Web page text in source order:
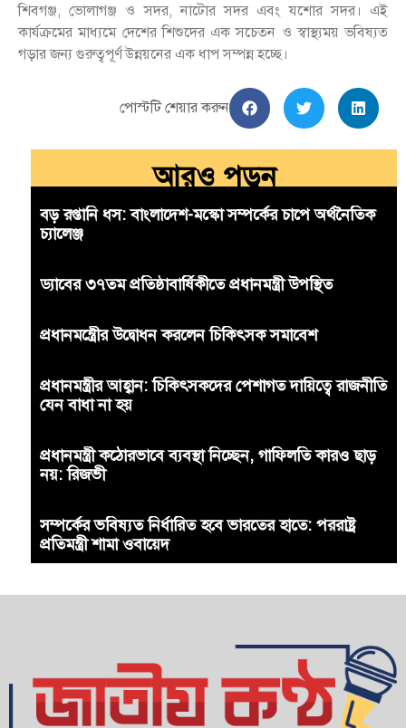
শিবগঞ্জ, ভোলাগঞ্জ ও সদর, নাটোর সদর এবং যশোর সদর। এই
কার্যক্রমের মাধ্যমে দেশের শিশুদের এক সচেতন ও স্বাস্থ্যময় ভবিষ্যত
গড়ার জন্য গুরুত্বপূর্ণ উন্নয়নের এক ধাপ সম্পন্ন হচ্ছে।
পোস্টটি শেয়ার করুন
আরও পড়ুন
বড় রপ্তানি ধস: বাংলাদেশ-মস্কো সম্পর্কের চাপে অর্থনৈতিক
চ্যালেঞ্জ
ড্যাবের ৩৭তম প্রতিষ্ঠাবার্ষিকীতে প্রধানমন্ত্রী উপস্থিত
প্রধানমন্ত্রীের উদ্বোধন করলেন চিকিৎসক সমাবেশ
প্রধানমন্ত্রীর আহ্বান: চিকিৎসকদের পেশাগত দায়িত্বে রাজনীতি
যেন বাধা না হয়
প্রধানমন্ত্রী কঠোরভাবে ব্যবস্থা নিচ্ছেন, গাফিলতি কারও ছাড়
নয়: রিজভী
সম্পর্কের ভবিষ্যত নির্ধারিত হবে ভারতের হাতে: পররাষ্ট্র
প্রতিমন্ত্রী শামা ওবায়েদ